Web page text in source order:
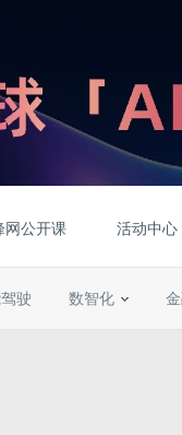
网公开课 活动中心
驶 数智化